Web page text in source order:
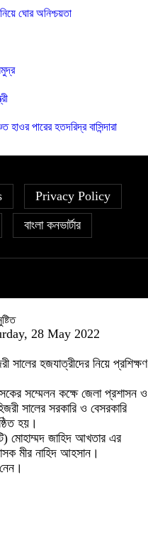
ঘোর অনিশ্চয়তা
হাওর পারের হতদরিদ্র বাসিন্দারা
Privacy Policy
বাংলা কনভার্টার
28 May 2022
সালের হজযাত্রীদের নিয়ে প্রশিক্ষণ
সম্মেলন কক্ষে জেলা প্রশাসন ও
সালের সরকারি ও বেসরকারি
হয়।
মোহাম্মদ জাহিদ আখতার এর
মীর নাহিদ আহসান।